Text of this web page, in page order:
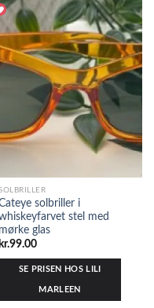
solbriller i
stel med
mørke glas
kr.99.00
SE PRISEN HOS LILI
MARLEEN